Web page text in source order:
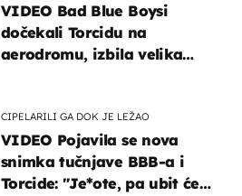
VIDEO Bad Blue Boysi
dočekali Torcidu na
aerodromu, izbila velika
CIPELARILI GA DOK JE LEŽAO
VIDEO Pojavila se nova
snimka tučnjave BBB-a i
Torcide: "Je*ote, pa ubit će